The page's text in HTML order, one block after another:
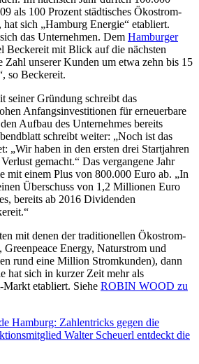
als 100 Prozent städtisches Ökostrom-
sich „Hamburg Energie“ etabliert.
das Unternehmen. Dem Hamburger
Beckereit mit Blick auf die nächsten
unserer Kunden um etwa zehn bis 15
so Beckereit.
seiner Gründung schreibt das
Anfangsinvestitionen für erneuerbare
Aufbau des Unternehmes bereits
schreibt weiter: „Noch ist das
„Wir haben in den ersten drei Startjahren
gemacht.“ Das vergangene Jahr
mit einem Plus von 800.000 Euro ab. „In
Überschuss von 1,2 Millionen Euro
bereits ab 2016 Dividenden
mit denen der traditionellen Ökostrom-
Energy, Naturstrom und
rund eine Million Stromkunden), dann
hat sich in kurzer Zeit mehr als
etabliert. Siehe ROBIN WOOD zu
Hamburg: Zahlentricks gegen die
Walter Scheuerl entdeckt die